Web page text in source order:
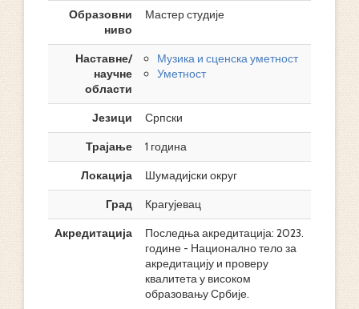
Образовни
ниво
Мастер студије
Наставне/
научне
области
Музика и сценска уметност
Уметност
Језици
Српски
Трајање
1 година
Локација
Шумадијски округ
Град
Крагујевац
Акредитација
Последња акредитација: 2023.
године - Национално тело за
акредитацију и проверу
квалитета у високом
образовању Србије.